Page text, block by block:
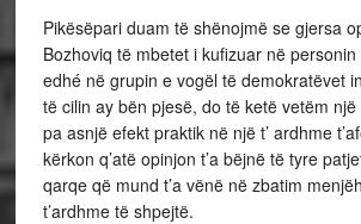
Pikësëpari duam të shënojmë se gjersa
Bozhoviq të mbetet i kufizuar në
edhé në grupin e vogël të demokratëvet
të cilin ay bën pjesë, do të ketë vetëm
pa asnjë efekt praktik në një t’ ardhme
kërkon q’atë opinjon t’a bëjnë të tyre
qarqe që mund t’a vënë në zbatim
t’ardhme të shpejtë.